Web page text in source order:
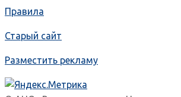
Правила
Старый сайт
Разместить рекламу